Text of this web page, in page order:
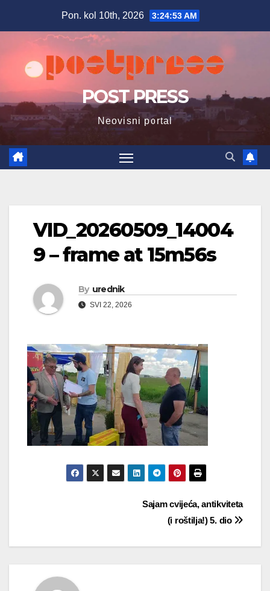
Pon. kol 10th, 2026 3:24:54 AM
POST PRESS
Neovisni portal
VID_20260509_14004
9 – frame at 15m56s
By urednik
SVI 22, 2026
Sajam cvijeća, antikviteta
(i roštilja!) 5. dio